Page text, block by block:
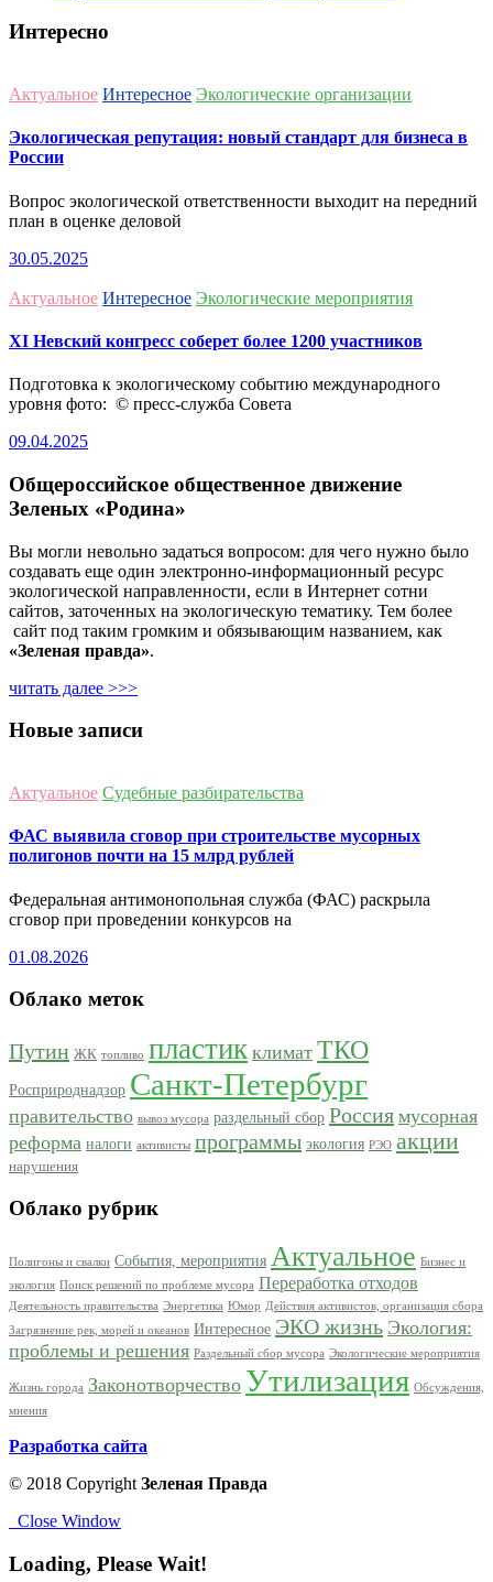
Интересно
Актуальное Интересное Экологические организации
Экологическая репутация: новый стандарт для бизнеса в
России
Вопрос экологической ответственности выходит на передний
план в оценке деловой
30.05.2025
Актуальное Интересное Экологические мероприятия
ХI Невский конгресс соберет более 1200 участников
Подготовка к экологическому событию международного
уровня фото: © пресс-служба Совета
09.04.2025
Общероссийское общественное движение
Зеленых «Родина»
Вы могли невольно задаться вопросом: для чего нужно было
создавать еще один электронно-информационный ресурс
экологической направленности, если в Интернет сотни
сайтов, заточенных на экологическую тематику. Тем более
сайт под таким громким и обязывающим названием, как
«Зеленая правда».
читать далее >>>
Новые записи
Актуальное Судебные разбирательства
ФАС выявила сговор при строительстве мусорных
полигонов почти на 15 млрд рублей
Федеральная антимонопольная служба (ФАС) раскрыла
сговор при проведении конкурсов на
01.08.2026
Облако меток
Путин ЖК топливо пластик климат ТКО
Росприроднадзор Санкт-Петербург
правительство вывоз мусора раздельный сбор Россия мусорная
реформа налоги активисты программы экология РЭО акции
нарушения
Облако рубрик
Полигоны и свалки События, мероприятия Актуальное Бизнес и
экология Поиск решений по проблеме мусора Переработка отходов
Деятельность правительства Энергетика Юмор Действия активистов, организация сбора
Загрязнение рек, морей и океанов Интересное ЭКО жизнь Экология:
проблемы и решения Раздельный сбор мусора Экологические мероприятия
Жизнь города Законотворчество Утилизация Обсуждения,
мнения
Разработка сайта
© 2018 CopyrightЗеленая Правда
Close Window
Loading, Please Wait!